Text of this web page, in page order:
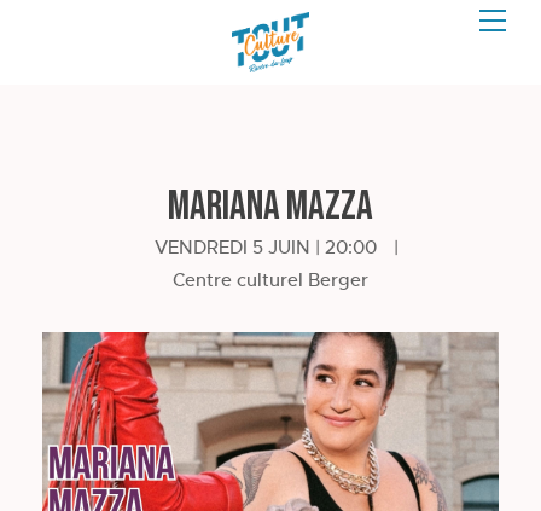
Mariana Mazza
VENDREDI 5 JUIN | 20:00
|
Centre culturel Berger